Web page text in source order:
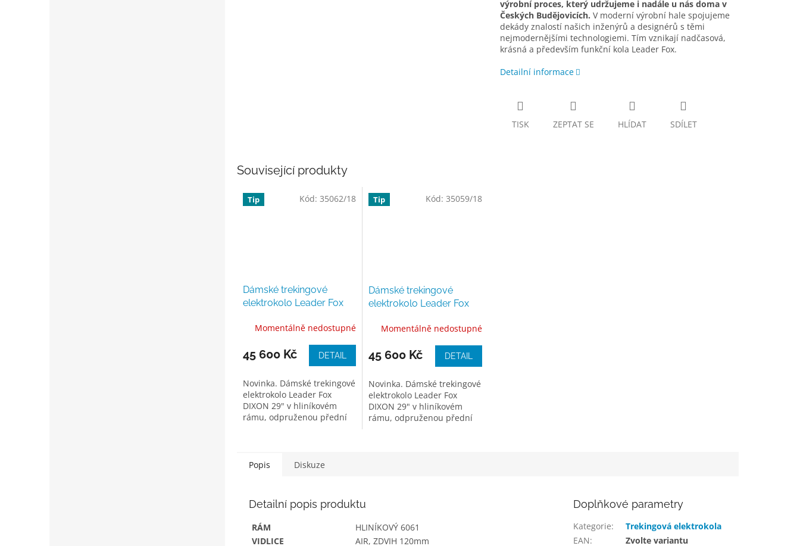
výrobní proces, který udržujeme i nadále u nás doma v
Českých Budějovicích. V moderní výrobní hale spojujeme
dekády znalostí našich inženýrů a designérů s těmi
nejmodernějšími technologiemi. Tím vznikají nadčasová,
krásná a především funkční kola Leader Fox.
Detailní informace
TISK ZEPTAT SE HLÍDAT SDÍLET
Související produkty
Tip
Dámské trekingové
elektrokolo Leader Fox
lightMomentálně nedostupné
45 600 Kč DETAIL
Novinka. Dámské trekingové
elektrokolo Leader Fox
DIXON 29" v hliníkovém
rámu, odpruženou přední
Kód: 35062/18 Tip
Dámské trekingové
elektrokolo Leader Fox
shinyMomentálně nedostupné
45 600 Kč DETAIL
Novinka. Dámské trekingové
elektrokolo Leader Fox
DIXON 29" v hliníkovém
rámu, odpruženou přední
Kód: 35059/18
Popis Diskuze
Detailní popis produktu
RÁM
HLINÍKOVÝ 6061
VIDLICE
AIR, ZDVIH 120mm
Doplňkové parametry
Kategorie:
Trekingová elektrokola
EAN: Zvolte variantu